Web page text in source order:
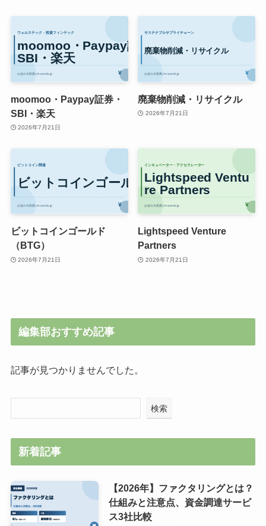
moomoo・Paypay証券・
SBI・楽天
2026年7月21日
廃棄物削減・リサイクル
2026年7月21日
ビットコインゴールド
（BTG）
2026年7月21日
Lightspeed Venture
Partners
2026年7月21日
編集部おすすめ記事
記事が見つかりませんでした。
検索
新着記事
【2026年】ファクタリングとは？
仕組みと注意点、資金調達サービ
ス3社比較